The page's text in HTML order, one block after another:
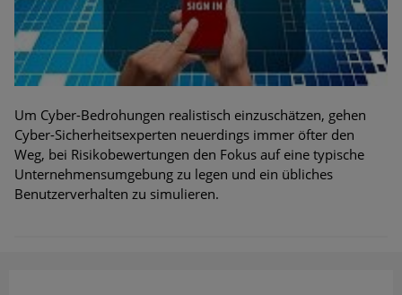
Um Cyber-Bedrohungen realistisch einzuschätzen, gehen
Cyber-Sicherheitsexperten neuerdings immer öfter den
Weg, bei Risikobewertungen den Fokus auf eine typische
Unternehmensumgebung zu legen und ein übliches
Benutzerverhalten zu simulieren.